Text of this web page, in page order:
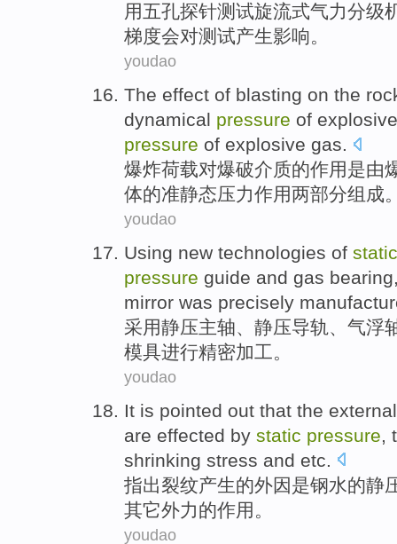
用五孔探针测试旋流式气力分级
梯度会对测试产生影响。
youdao
The effect of blasting on the
dynamical pressure of
pressure of explosive gas.
爆炸荷载对爆破介质的作用是由
体的准静态压力作用两部分组成
youdao
Using new technologies of static
pressure guide and gas bearing
mirror was precisely
采用静压主轴、静压导轨、 气浮
模具进行精密加工。
youdao
It is pointed out that the external
are effected by static pressure
shrinking stress and etc.
指出裂纹产生的外因是钢水的静
其它外力的作用。
youdao